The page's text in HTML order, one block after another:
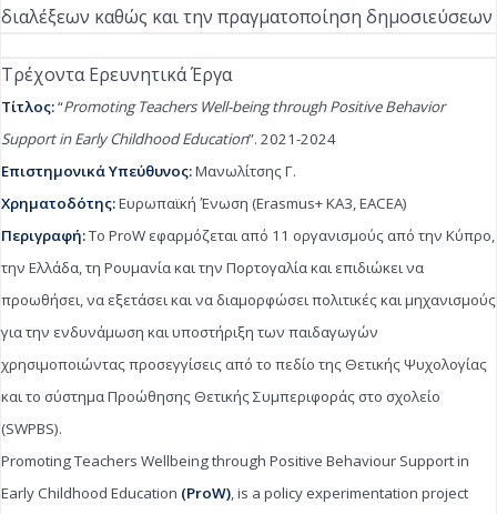
διαλέξεων καθώς και την πραγματοποίηση δημοσιεύσεων
Τρέχοντα Ερευνητικά Έργα
Τίτλος:“Promoting Teachers Well-being through Positive Behavior
Support in Early Childhood Education”. 2021-2024
Επιστημονικά Υπεύθυνος:Μανωλίτσης Γ.
Χρηματοδότης:Ευρωπαϊκή Ένωση (Erasmus+ KA3, EACEA)
Περιγραφή:Το ProW εφαρμόζεται από 11 οργανισμούς από την Κύπρο,
την Ελλάδα, τη Ρουμανία και την Πορτογαλία και επιδιώκει να
προωθήσει, να εξετάσει και να διαμορφώσει πολιτικές και μηχανισμούς
για την ενδυνάμωση και υποστήριξη των παιδαγωγών
χρησιμοποιώντας προσεγγίσεις από το πεδίο της Θετικής Ψυχολογίας
και το σύστημα Προώθησης Θετικής Συμπεριφοράς στο σχολείο
(SWPBS).
Promoting Teachers Wellbeing through Positive Behaviour Support in
Early Childhood Education (ProW), is a policy experimentation project